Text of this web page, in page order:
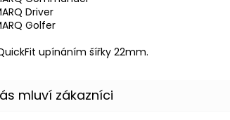
Driver
Golfer
upínáním šířky 22mm.